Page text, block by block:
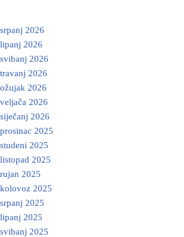
srpanj 2026
lipanj 2026
svibanj 2026
travanj 2026
ožujak 2026
veljača 2026
siječanj 2026
prosinac 2025
studeni 2025
listopad 2025
rujan 2025
kolovoz 2025
srpanj 2025
lipanj 2025
svibanj 2025